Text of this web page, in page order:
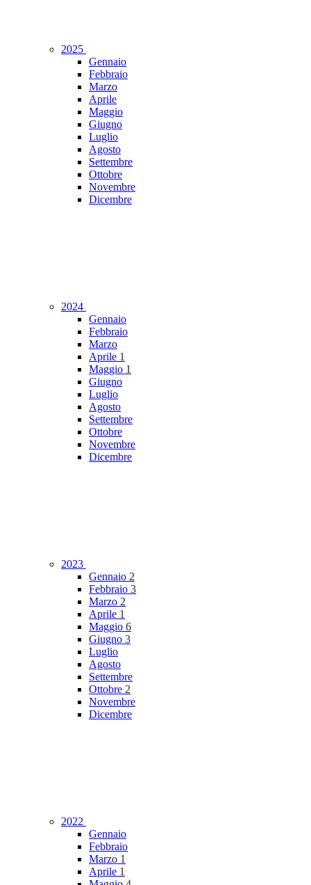
2025
Gennaio
Febbraio
Marzo
Aprile
Maggio
Giugno
Luglio
Agosto
Settembre
Ottobre
Novembre
Dicembre
2024
Gennaio
Febbraio
Marzo
Aprile 1
Maggio 1
Giugno
Luglio
Agosto
Settembre
Ottobre
Novembre
Dicembre
2023
Gennaio 2
Febbraio 3
Marzo 2
Aprile 1
Maggio 6
Giugno 3
Luglio
Agosto
Settembre
Ottobre 2
Novembre
Dicembre
2022
Gennaio
Febbraio
Marzo 1
Aprile 1